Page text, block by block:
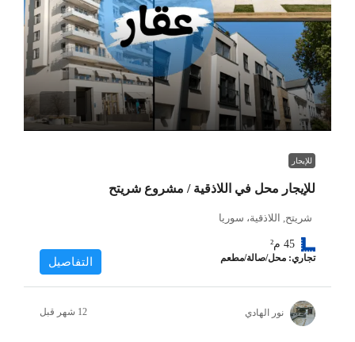
للإيجار
للإيجار محل في اللاذقية / مشروع شريتح
شريتح, اللاذقية، سوريا
45 م²
تجاري: محل/صالة/مطعم التفاصيل
نور الهادي